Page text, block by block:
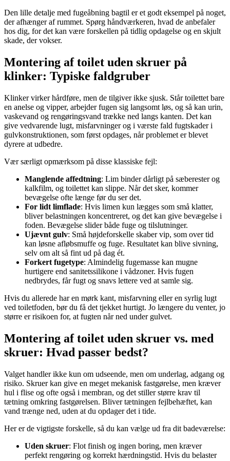
Den lille detalje med fugeåbning bagtil er et godt eksempel på noget,
der afhænger af rummet. Spørg håndværkeren, hvad de anbefaler
hos dig, for det kan være forskellen på tidlig opdagelse og en skjult
skade, der vokser.
Montering af toilet uden skruer på
klinker: Typiske faldgruber
Klinker virker hårdføre, men de tilgiver ikke sjusk. Står toilettet bare
en anelse og vipper, arbejder fugen sig langsomt løs, og så kan urin,
vaskevand og rengøringsvand trække ned langs kanten. Det kan
give vedvarende lugt, misfarvninger og i værste fald fugtskader i
gulvkonstruktionen, som først opdages, når problemet er blevet
dyrere at udbedre.
Vær særligt opmærksom på disse klassiske fejl:
Manglende affedtning: Lim binder dårligt på sæberester og
kalkfilm, og toilettet kan slippe. Når det sker, kommer
bevægelse ofte længe før du ser det.
For lidt limflade: Hvis limen kun lægges som små klatter,
bliver belastningen koncentreret, og det kan give bevægelse i
foden. Bevægelse slider både fuge og tilslutninger.
Ujævnt gulv: Små højdeforskelle skaber vip, som over tid
kan løsne afløbsmuffe og fuge. Resultatet kan blive sivning,
selv om alt så fint ud på dag ét.
Forkert fugetype: Almindelig fugemasse kan mugne
hurtigere end sanitetssilikone i vådzoner. Hvis fugen
nedbrydes, får fugt og snavs lettere ved at samle sig.
Hvis du allerede har en mørk kant, misfarvning eller en syrlig lugt
ved toiletfoden, bør du få det tjekket hurtigt. Jo længere du venter, jo
større er risikoen for, at fugten når ned under gulvet.
Montering af toilet uden skruer vs. med
skruer: Hvad passer bedst?
Valget handler ikke kun om udseende, men om underlag, adgang og
risiko. Skruer kan give en meget mekanisk fastgørelse, men kræver
hul i flise og ofte også i membran, og det stiller større krav til
tætning omkring fastgørelsen. Bliver tætningen fejlbehæftet, kan
vand trænge ned, uden at du opdager det i tide.
Her er de vigtigste forskelle, så du kan vælge ud fra dit badeværelse:
Uden skruer: Flot finish og ingen boring, men kræver
perfekt rengøring og korrekt hærdningstid. Hvis du belaster